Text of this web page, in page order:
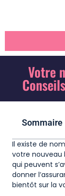
Votre
Sommaire
Il existe de
votre nouveau
qui peuvent
donner
bientôt sur la